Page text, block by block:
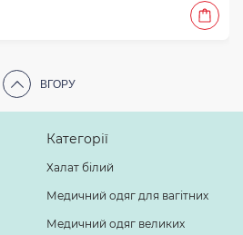
ВГОРУ
Категорії
Халат білий
Медичний одяг для вагітних
Медичний одяг великих